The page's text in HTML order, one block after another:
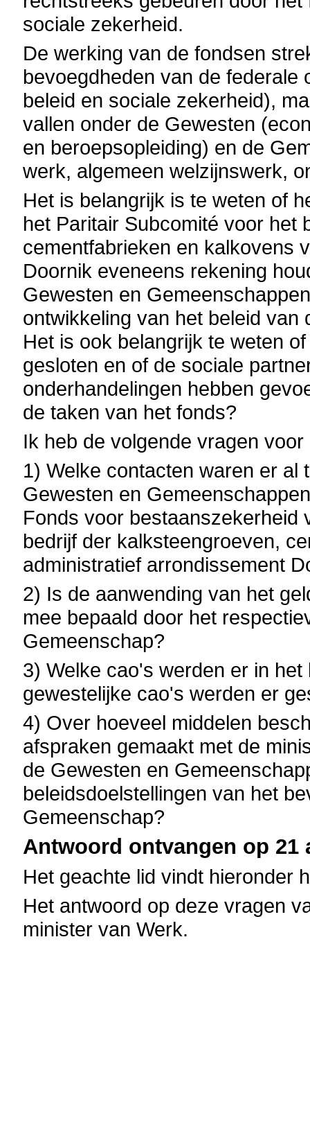
sociale zekerheid.
De werking van de fondsen
bevoegdheden van de
beleid en sociale zekerheid),
vallen onder de Gewesten
en beroepsopleiding) en de
werk, algemeen welzijnswerk,
Het is belangrijk is te weten of
het Paritair Subcomité voor het
cementfabrieken en kalkovens
Doornik eveneens rekening
Gewesten en
ontwikkeling van het beleid
Het is ook belangrijk te weten
gesloten en of de sociale
onderhandelingen hebben
de taken van het fonds?
Ik heb de volgende vragen
1) Welke contacten waren er
Gewesten en
Fonds voor bestaanszekerheid
bedrijf der kalksteengroeven,
administratief arrondissement
2) Is de aanwending van het
mee bepaald door het
Gemeenschap?
3) Welke cao's werden er in
gewestelijke cao's werden er
4) Over hoeveel middelen
afspraken gemaakt met de
de Gewesten en
beleidsdoelstellingen van het
Gemeenschap?
Antwoord ontvangen op 21
Het geachte lid vindt hieronder
Het antwoord op deze vragen
minister van Werk.